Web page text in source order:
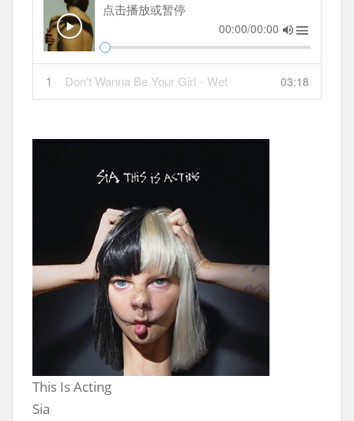
点击播放或暂停
00:00/00:00
1 Don't Wanna Be Your Girl - Wet 03:18
This Is Acting
Sia